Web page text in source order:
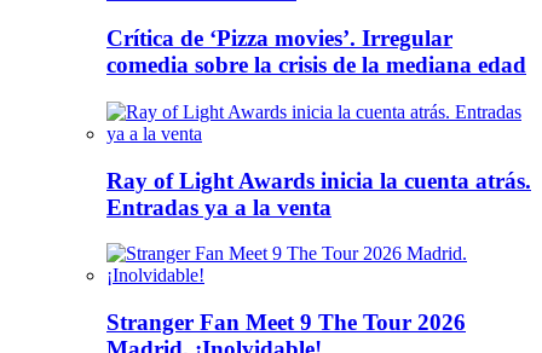
Crítica de ‘Pizza movies’. Irregular
comedia sobre la crisis de la mediana edad
Ray of Light Awards inicia la cuenta atrás.
Entradas ya a la venta
Stranger Fan Meet 9 The Tour 2026